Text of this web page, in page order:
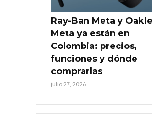
Ray-Ban Meta y
Meta ya están en
Colombia: precios,
funciones y dónde
comprarlas
julio 27, 2026